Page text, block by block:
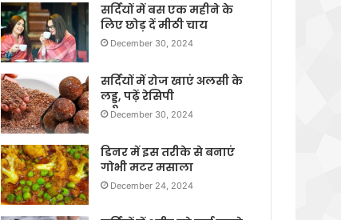
सर्दियों में बस एक महीने के
लिए छोड़ दें मीठी चाय
December 30, 2024
सर्दियों में रोज खाएं अलसी के
लड्डू, पढ़ें रेसिपी
December 30, 2024
डिनर में इस तरीके से बनाएं
गोभी मटर मसाला
December 24, 2024